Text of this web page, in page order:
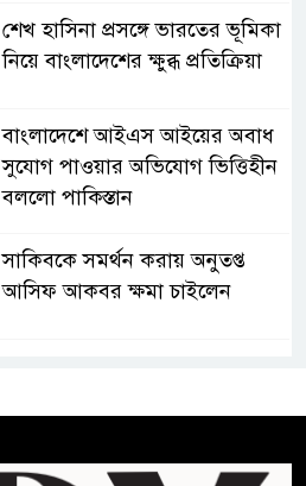
শেখ হাসিনা প্রসঙ্গে ভারতের ভূমিকা
নিয়ে বাংলাদেশের ক্ষুব্ধ প্রতিক্রিয়া
বাংলাদেশে আইএস আইয়ের অবাধ
সুযোগ পাওয়ার অভিযোগ ভিত্তিহীন
বললো পাকিস্তান
সাকিবকে সমর্থন করায় অনুতপ্ত
আসিফ আকবর ক্ষমা চাইলেন
প্রথম শ্রেণি ছাড়া অন্য সব শ্রেণিতে